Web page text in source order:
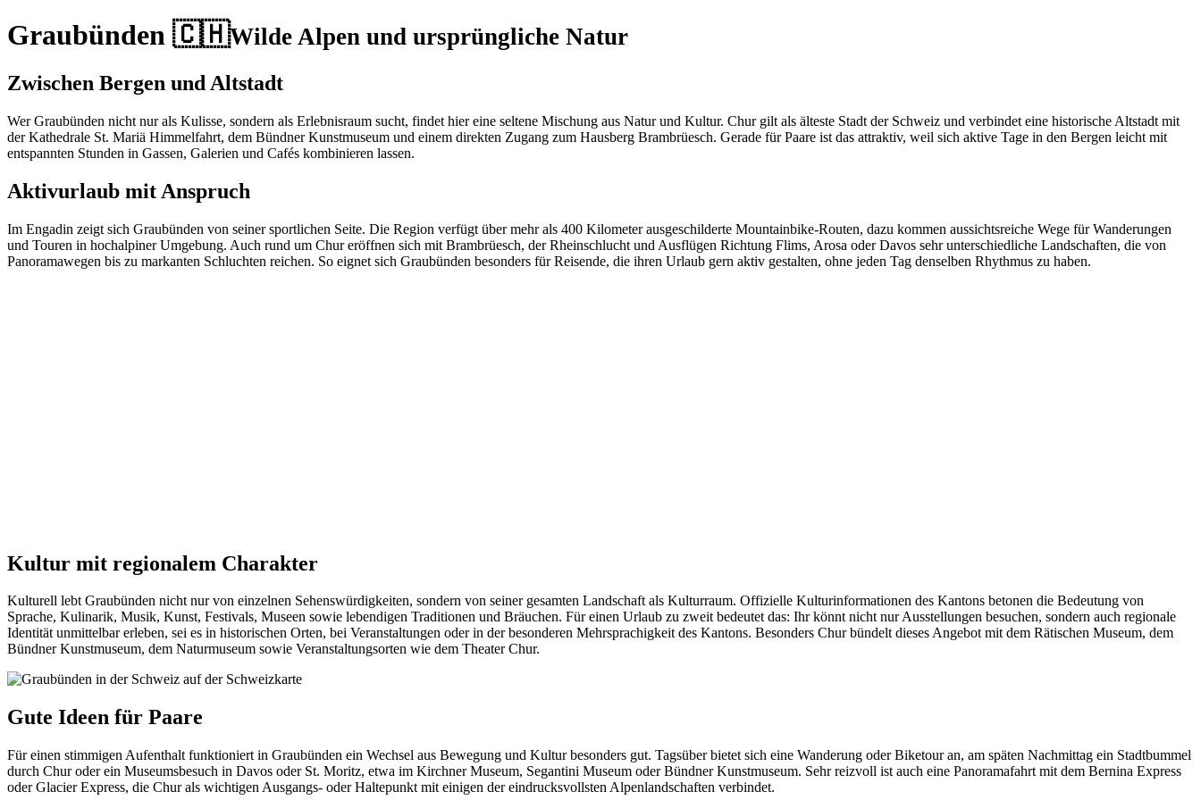
Graubünden 🇨🇭Wilde Alpen und ursprüngliche Natur
Zwischen Bergen und Altstadt
Wer Graubünden nicht nur als Kulisse, sondern als Erlebnisraum sucht, findet hier eine seltene Mischung aus Natur und Kultur. Chur gilt als älteste Stadt der Schweiz und verbindet eine historische Altstadt mit
der Kathedrale St. Mariä Himmelfahrt, dem Bündner Kunstmuseum und einem direkten Zugang zum Hausberg Brambrüesch. Gerade für Paare ist das attraktiv, weil sich aktive Tage in den Bergen leicht mit
entspannten Stunden in Gassen, Galerien und Cafés kombinieren lassen.
Aktivurlaub mit Anspruch
Im Engadin zeigt sich Graubünden von seiner sportlichen Seite. Die Region verfügt über mehr als 400 Kilometer ausgeschilderte Mountainbike-Routen, dazu kommen aussichtsreiche Wege für Wanderungen
und Touren in hochalpiner Umgebung. Auch rund um Chur eröffnen sich mit Brambrüesch, der Rheinschlucht und Ausflügen Richtung Flims, Arosa oder Davos sehr unterschiedliche Landschaften, die von
Panoramawegen bis zu markanten Schluchten reichen. So eignet sich Graubünden besonders für Reisende, die ihren Urlaub gern aktiv gestalten, ohne jeden Tag denselben Rhythmus zu haben.
Kultur mit regionalem Charakter
Kulturell lebt Graubünden nicht nur von einzelnen Sehenswürdigkeiten, sondern von seiner gesamten Landschaft als Kulturraum. Offizielle Kulturinformationen des Kantons betonen die Bedeutung von
Sprache, Kulinarik, Musik, Kunst, Festivals, Museen sowie lebendigen Traditionen und Bräuchen. Für einen Urlaub zu zweit bedeutet das: Ihr könnt nicht nur Ausstellungen besuchen, sondern auch regionale
Identität unmittelbar erleben, sei es in historischen Orten, bei Veranstaltungen oder in der besonderen Mehrsprachigkeit des Kantons. Besonders Chur bündelt dieses Angebot mit dem Rätischen Museum, dem
Bündner Kunstmuseum, dem Naturmuseum sowie Veranstaltungsorten wie dem Theater Chur.
Gute Ideen für Paare
Für einen stimmigen Aufenthalt funktioniert in Graubünden ein Wechsel aus Bewegung und Kultur besonders gut. Tagsüber bietet sich eine Wanderung oder Biketour an, am späten Nachmittag ein Stadtbummel
durch Chur oder ein Museumsbesuch in Davos oder St. Moritz, etwa im Kirchner Museum, Segantini Museum oder Bündner Kunstmuseum. Sehr reizvoll ist auch eine Panoramafahrt mit dem Bernina Express
oder Glacier Express, die Chur als wichtigen Ausgangs- oder Haltepunkt mit einigen der eindrucksvollsten Alpenlandschaften verbindet.